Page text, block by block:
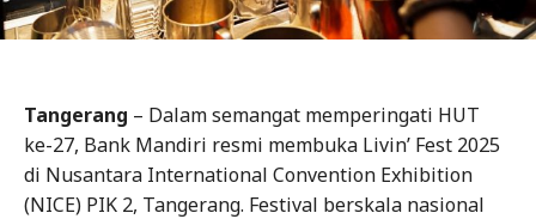
Tangerang – Dalam semangat memperingati HUT
ke-27, Bank Mandiri resmi membuka Livin’ Fest 2025
di Nusantara International Convention Exhibition
(NICE) PIK 2, Tangerang. Festival berskala nasional